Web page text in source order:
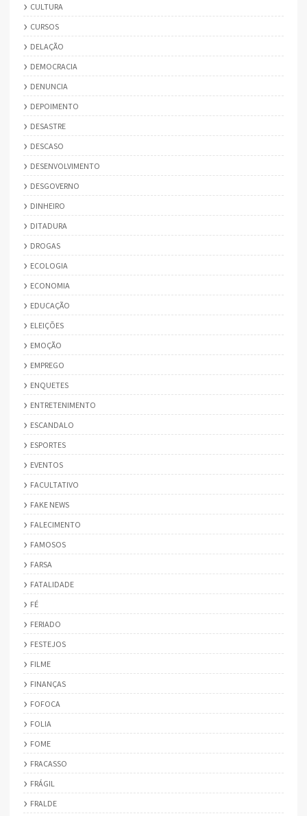
CULTURA
CURSOS
DELAÇÃO
DEMOCRACIA
DENUNCIA
DEPOIMENTO
DESASTRE
DESCASO
DESENVOLVIMENTO
DESGOVERNO
DINHEIRO
DITADURA
DROGAS
ECOLOGIA
ECONOMIA
EDUCAÇÃO
ELEIÇÕES
EMOÇÃO
EMPREGO
ENQUETES
ENTRETENIMENTO
ESCANDALO
ESPORTES
EVENTOS
FACULTATIVO
FAKE NEWS
FALECIMENTO
FAMOSOS
FARSA
FATALIDADE
FÉ
FERIADO
FESTEJOS
FILME
FINANÇAS
FOFOCA
FOLIA
FOME
FRACASSO
FRÁGIL
FRALDE